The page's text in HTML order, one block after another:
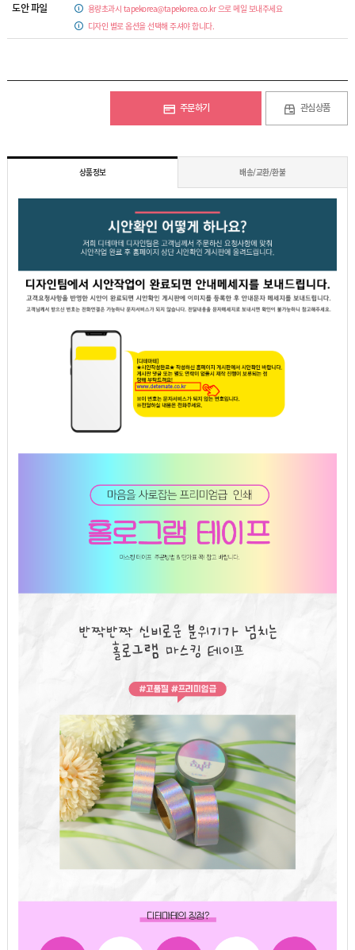
도안 파일
용량초과시 tapekorea@tapekorea.co.kr 으로 메일 보내주세요
디자인 별로 옵션을 선택해 주셔야 합니다.
주문하기 관심상품
상품정보 배송/교환/환불